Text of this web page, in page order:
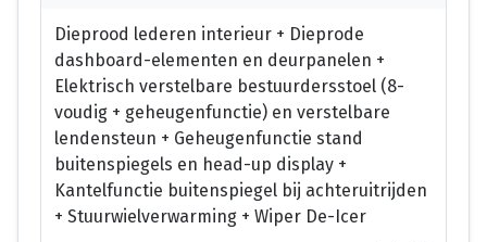
Dieprood lederen interieur + Dieprode
dashboard-elementen en deurpanelen +
Elektrisch verstelbare bestuurdersstoel (8-
voudig + geheugenfunctie) en verstelbare
lendensteun + Geheugenfunctie stand
buitenspiegels en head-up display +
Kantelfunctie buitenspiegel bij achteruitrijden
+ Stuurwielverwarming + Wiper De-Icer